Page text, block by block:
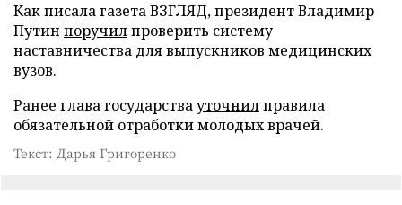
Как писала газета ВЗГЛЯД, президент Владимир
Путин поручилпроверить систему
наставничества для выпускников медицинских
вузов.
Ранее глава государствауточнилправила
обязательной отработки молодых врачей.
Текст: Дарья Григоренко